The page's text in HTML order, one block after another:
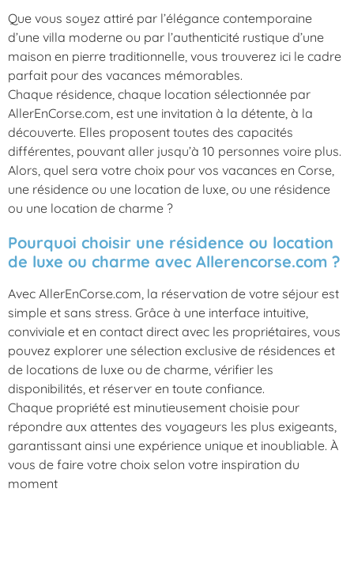
Que vous soyez attiré par l’élégance contemporaine
d’une villa moderne ou par l’authenticité rustique d’une
maison en pierre traditionnelle, vous trouverez ici le cadre
parfait pour des vacances mémorables.
Chaque résidence, chaque location sélectionnée par
AllerEnCorse.com, est une invitation à la détente, à la
découverte. Elles proposent toutes des capacités
différentes, pouvant aller jusqu’à 10 personnes voire plus.
Alors, quel sera votre choix pour vos vacances en Corse,
une résidence ou une location de luxe, ou une résidence
ou une location de charme ?
Pourquoi choisir une résidence ou location
de luxe ou charme avec Allerencorse.com ?
Avec AllerEnCorse.com, la réservation de votre séjour est
simple et sans stress. Grâce à une interface intuitive,
conviviale et en contact direct avec les propriétaires, vous
pouvez explorer une sélection exclusive de résidences et
de locations de luxe ou de charme, vérifier les
disponibilités, et réserver en toute confiance.
Chaque propriété est minutieusement choisie pour
répondre aux attentes des voyageurs les plus exigeants,
garantissant ainsi une expérience unique et inoubliable. À
vous de faire votre choix selon votre inspiration du
moment